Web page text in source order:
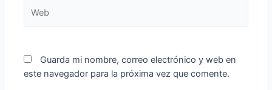
Guarda mi nombre, correo electrónico y web en
este navegador para la próxima vez que comente.